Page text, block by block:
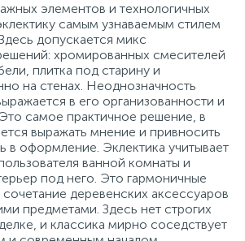
элементов и технологичных
самым узнаваемым стилем
допускается микс
хромированных смесителей
плитка под старину и
на стенах. Неоднозначность
в его организованности и
самое практичное решение, в
выражать мнение и привносить
в оформление. Эклектика учитывает
ванной комнаты и
под него. Это гармоничные
сочетание деревенских аксессуаров
предметами. Здесь нет строгих
и классика мирно соседствует